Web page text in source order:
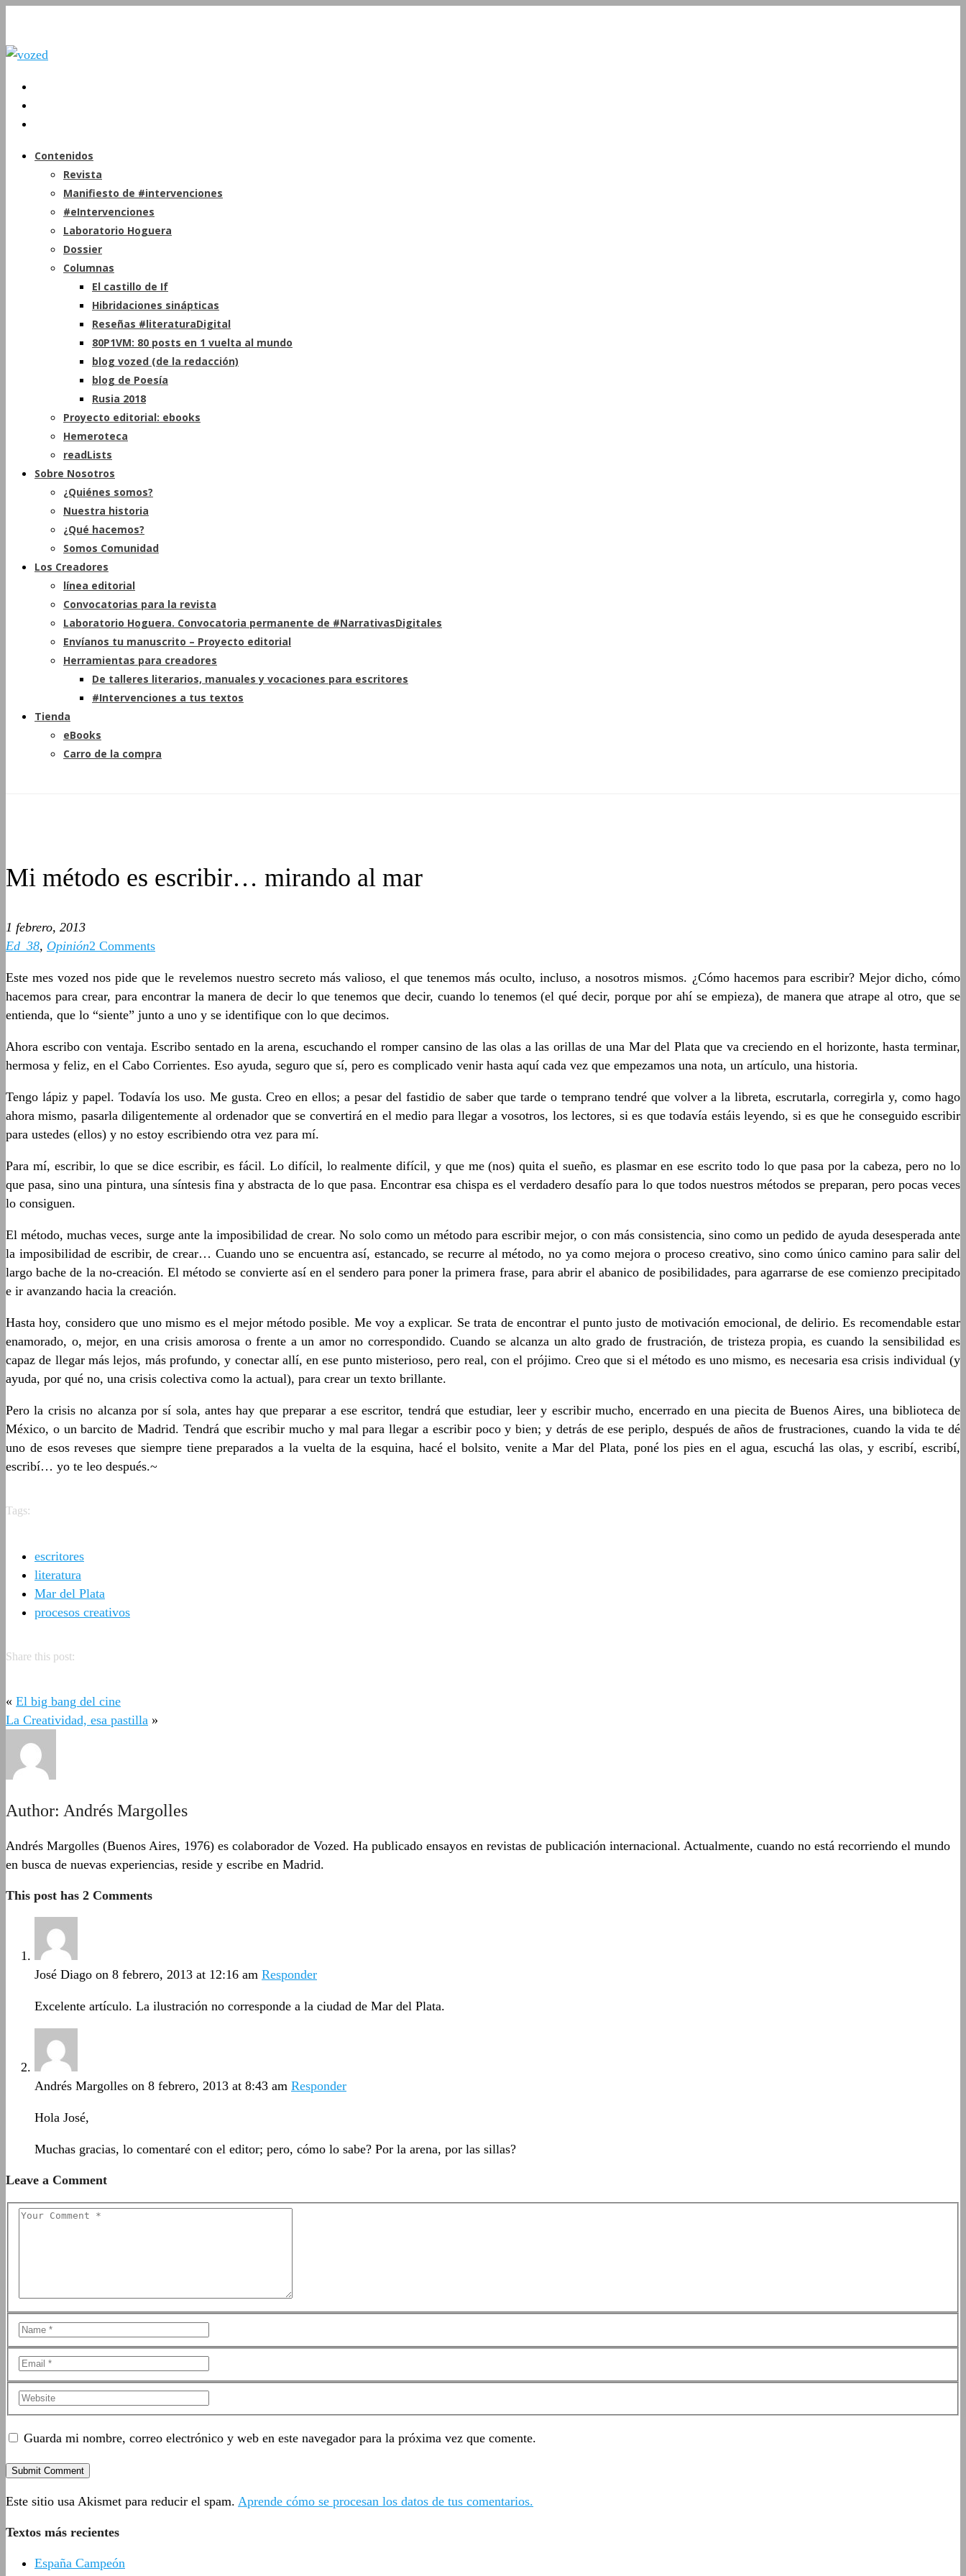
Contenidos
Revista
Manifiesto de #intervenciones
#eIntervenciones
Laboratorio Hoguera
Dossier
Columnas
El castillo de If
Hibridaciones sinápticas
Reseñas #literaturaDigital
80P1VM: 80 posts en 1 vuelta al mundo
blog vozed (de la redacción)
blog de Poesía
Rusia 2018
Proyecto editorial: ebooks
Hemeroteca
readLists
Sobre Nosotros
¿Quiénes somos?
Nuestra historia
¿Qué hacemos?
Somos Comunidad
Los Creadores
línea editorial
Convocatorias para la revista
Laboratorio Hoguera. Convocatoria permanente de #NarrativasDigitales
Envíanos tu manuscrito – Proyecto editorial
Herramientas para creadores
De talleres literarios, manuales y vocaciones para escritores
#Intervenciones a tus textos
Tienda
eBooks
Carro de la compra
Mi método es escribir… mirando al mar
1 febrero, 2013
Ed_38, Opinión2 Comments
Este mes vozed nos pide que le revelemos nuestro secreto más valioso, el que tenemos más oculto, incluso, a nosotros mismos. ¿Cómo hacemos para escribir? Mejor dicho, cómo
hacemos para crear, para encontrar la manera de decir lo que tenemos que decir, cuando lo tenemos (el qué decir, porque por ahí se empieza), de manera que atrape al otro, que se
entienda, que lo “siente” junto a uno y se identifique con lo que decimos.
Ahora escribo con ventaja. Escribo sentado en la arena, escuchando el romper cansino de las olas a las orillas de una Mar del Plata que va creciendo en el horizonte, hasta terminar,
hermosa y feliz, en el Cabo Corrientes. Eso ayuda, seguro que sí, pero es complicado venir hasta aquí cada vez que empezamos una nota, un artículo, una historia.
Tengo lápiz y papel. Todavía los uso. Me gusta. Creo en ellos; a pesar del fastidio de saber que tarde o temprano tendré que volver a la libreta, escrutarla, corregirla y, como hago
ahora mismo, pasarla diligentemente al ordenador que se convertirá en el medio para llegar a vosotros, los lectores, si es que todavía estáis leyendo, si es que he conseguido escribir
para ustedes (ellos) y no estoy escribiendo otra vez para mí.
Para mí, escribir, lo que se dice escribir, es fácil. Lo difícil, lo realmente difícil, y que me (nos) quita el sueño, es plasmar en ese escrito todo lo que pasa por la cabeza, pero no lo
que pasa, sino una pintura, una síntesis fina y abstracta de lo que pasa. Encontrar esa chispa es el verdadero desafío para lo que todos nuestros métodos se preparan, pero pocas veces
lo consiguen.
El método, muchas veces, surge ante la imposibilidad de crear. No solo como un método para escribir mejor, o con más consistencia, sino como un pedido de ayuda desesperada ante
la imposibilidad de escribir, de crear… Cuando uno se encuentra así, estancado, se recurre al método, no ya como mejora o proceso creativo, sino como único camino para salir del
largo bache de la no-creación. El método se convierte así en el sendero para poner la primera frase, para abrir el abanico de posibilidades, para agarrarse de ese comienzo precipitado
e ir avanzando hacia la creación.
Hasta hoy, considero que uno mismo es el mejor método posible. Me voy a explicar. Se trata de encontrar el punto justo de motivación emocional, de delirio. Es recomendable estar
enamorado, o, mejor, en una crisis amorosa o frente a un amor no correspondido. Cuando se alcanza un alto grado de frustración, de tristeza propia, es cuando la sensibilidad es
capaz de llegar más lejos, más profundo, y conectar allí, en ese punto misterioso, pero real, con el prójimo. Creo que si el método es uno mismo, es necesaria esa crisis individual (y
ayuda, por qué no, una crisis colectiva como la actual), para crear un texto brillante.
Pero la crisis no alcanza por sí sola, antes hay que preparar a ese escritor, tendrá que estudiar, leer y escribir mucho, encerrado en una piecita de Buenos Aires, una biblioteca de
México, o un barcito de Madrid. Tendrá que escribir mucho y mal para llegar a escribir poco y bien; y detrás de ese periplo, después de años de frustraciones, cuando la vida te dé
uno de esos reveses que siempre tiene preparados a la vuelta de la esquina, hacé el bolsito, venite a Mar del Plata, poné los pies en el agua, escuchá las olas, y escribí, escribí,
escribí… yo te leo después.~
Tags:
escritores
literatura
Mar del Plata
procesos creativos
Share this post:
« El big bang del cine
La Creatividad, esa pastilla »
Author: Andrés Margolles
Andrés Margolles (Buenos Aires, 1976) es colaborador de Vozed. Ha publicado ensayos en revistas de publicación internacional. Actualmente, cuando no está recorriendo el mundo
en busca de nuevas experiencias, reside y escribe en Madrid.
This post has 2 Comments
José Diago on 8 febrero, 2013 at 12:16 am Responder
Excelente artículo. La ilustración no corresponde a la ciudad de Mar del Plata.
Andrés Margolles on 8 febrero, 2013 at 8:43 am Responder
Hola José,
Muchas gracias, lo comentaré con el editor; pero, cómo lo sabe? Por la arena, por las sillas?
Leave a Comment
Guarda mi nombre, correo electrónico y web en este navegador para la próxima vez que comente.
Este sitio usa Akismet para reducir el spam. Aprende cómo se procesan los datos de tus comentarios.
Textos más recientes
España Campeón